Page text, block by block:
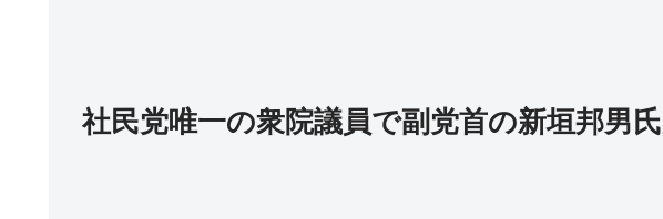
社民党唯一の衆院議員で副党首の新垣邦男